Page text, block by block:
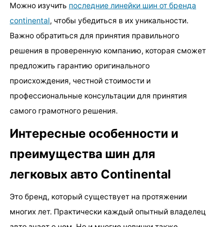
Можно изучить последние линейки шин от бренда
continental, чтобы убедиться в их уникальности.
Важно обратиться для принятия правильного
решения в проверенную компанию, которая сможет
предложить гарантию оригинального
происхождения, честной стоимости и
профессиональные консультации для принятия
самого грамотного решения.
Интересные особенности и
преимущества шин для
легковых авто Continental
Это бренд, который существует на протяжении
многих лет. Практически каждый опытный владелец